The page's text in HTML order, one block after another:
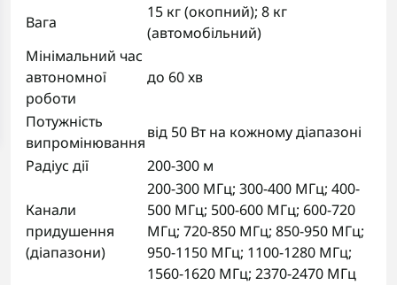
Вага
15 кг (окопний); 8 кг
(автомобільний)
Мінімальний час
автономної
роботи
до 60 хв
Потужність
випромінювання
від 50 Вт на кожному діапазоні
Радіус дії
200-300 м
Канали
придушення
(діапазони)
200-300 МГц; 300-400 МГц; 400-
500 МГц; 500-600 МГц; 600-720
МГц; 720-850 МГц; 850-950 МГц;
950-1150 МГц; 1100-1280 МГц;
1560-1620 МГц; 2370-2470 МГц